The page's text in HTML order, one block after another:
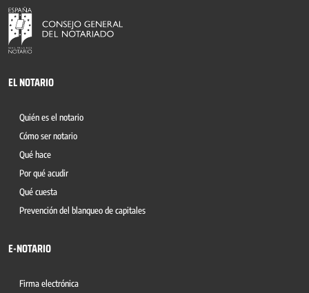
EL NOTARIO
Quién es el notario
Cómo ser notario
Qué hace
Por qué acudir
Qué cuesta
Prevención del blanqueo de capitales
E-NOTARIO
Firma electrónica